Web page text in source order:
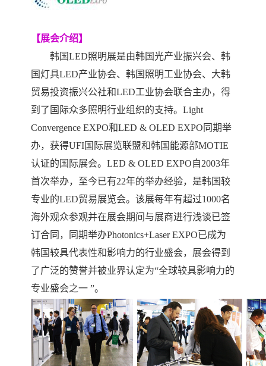
【展会介绍】
韩国LED照明展是由韩国光产业振兴会、韩
国灯具LED产业协会、韩国照明工业协会、大韩
贸易投资振兴公社和LED工业协会联合主办，得
到了国际众多照明行业组织的支持。 Light
Convergence EXPO和LED & OLED EXPO同期举
办， 获得UFI国际展览联盟和韩国能源部MOTIE
认证的国际展会。 LED & OLED EXPO自2003年
首次举办，至今已有22年的举办经验，是韩国较
专业的LED贸易展览会。该展每年有超过1000名
海外观众参观并在展会期间与展商进行浅谈已签
订合同，同期举办Photonics+Laser EXPO已成为
韩国较具代表性和影响力的行业盛会，展会得到
了广泛的赞誉并被业界认定为“全球较具影响力的
专业盛会之一 ”。